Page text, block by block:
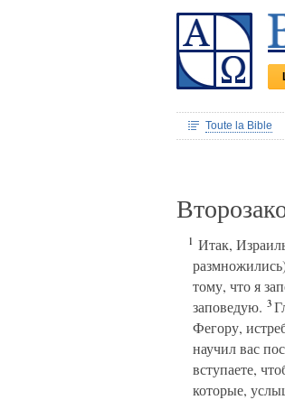
Toute la Bible
1 Итак,
тому, что я
заповедую. 3
Фегору,
научил вас
вступаете,
которые,